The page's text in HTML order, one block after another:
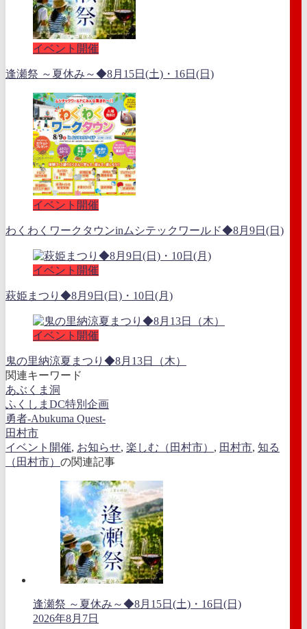
イベント開催
逢瀬祭 ～夏休み～◆8月15日(土)・16日(日)
イベント開催
わくわくワークタウンinムシテックワールド◆8月9日(日)
イベント開催
萩姫まつり◆8月9日(日)・10日(月)
イベント開催
鬼の里納涼夏まつり◆8月13日（木）
関連キーワード
あぶくま洞
ふくしまDC特別企画
勇者-Abukuma Quest-
田村市
イベント開催, お知らせ, 楽しむ（田村市） , 田村市, 知る
（田村市） の関連記事
逢瀬祭 ～夏休み～◆8月15日(土)・16日(日)
2026年8月7日